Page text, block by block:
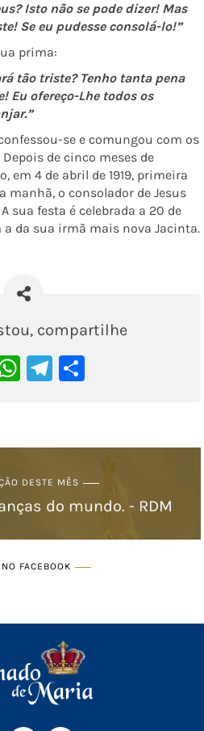
Isto não se pode dizer! Mas
Se eu pudesse consolá-lo!”
prima:
tão triste? Tenho tanta pena
Eu ofereço-Lhe todos os
se e comungou com os
de cinco meses de
em 4 de abril de 1919, primeira
manhã, o consolador de Jesus
sua festa é celebrada a 20 de
da sua irmã mais nova Jacinta.
compartilhe
WhatsApp
Telegram
DESTE MÊS
do mundo. - RDM
FACEBOOK